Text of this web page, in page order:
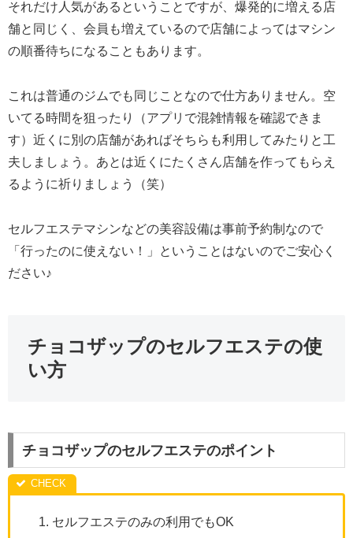
それだけ人気があるということですが、爆発的に増える店
舗と同じく、会員も増えているので店舗によってはマシン
の順番待ちになることもあります。
これは普通のジムでも同じことなので仕方ありません。空
いてる時間を狙ったり（アプリで混雑情報を確認できま
す）近くに別の店舗があればそちらも利用してみたりと工
夫しましょう。あとは近くにたくさん店舗を作ってもらえ
るように祈りましょう（笑）
セルフエステマシンなどの美容設備は事前予約制なので
「行ったのに使えない！」ということはないのでご安心く
ださい♪
チョコザップのセルフエステの使
い方
チョコザップのセルフエステのポイント
セルフエステのみの利用でもOK